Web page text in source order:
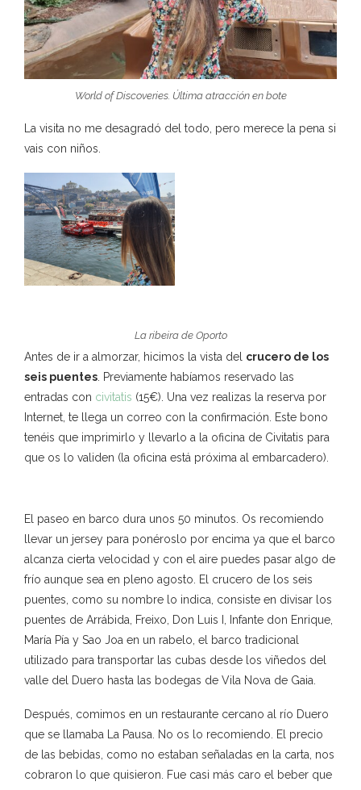
World of Discoveries. Última atracción en bote
La visita no me desagradó del todo, pero merece la pena si
vais con niños.
La ribeira de Oporto
Antes de ir a almorzar, hicimos la vista del crucero de los
seis puentes. Previamente habíamos reservado las
entradas con civitatis (15€). Una vez realizas la reserva por
Internet, te llega un correo con la confirmación. Este bono
tenéis que imprimirlo y llevarlo a la oficina de Civitatis para
que os lo validen (la oficina está próxima al embarcadero).
El paseo en barco dura unos 50 minutos. Os recomiendo
llevar un jersey para ponéroslo por encima ya que el barco
alcanza cierta velocidad y con el aire puedes pasar algo de
frío aunque sea en pleno agosto. El crucero de los seis
puentes, como su nombre lo indica, consiste en divisar los
puentes de Arrábida, Freixo, Don Luis I, Infante don Enrique,
María Pía y Sao Joa en un rabelo, el barco tradicional
utilizado para transportar las cubas desde los viñedos del
valle del Duero hasta las bodegas de Vila Nova de Gaia.
Después, comimos en un restaurante cercano al río Duero
que se llamaba La Pausa. No os lo recomiendo. El precio
de las bebidas, como no estaban señaladas en la carta, nos
cobraron lo que quisieron. Fue casi más caro el beber que